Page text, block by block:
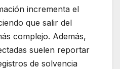
incrementa el
que salir del
complejo. Además,
suelen reportar
de solvencia